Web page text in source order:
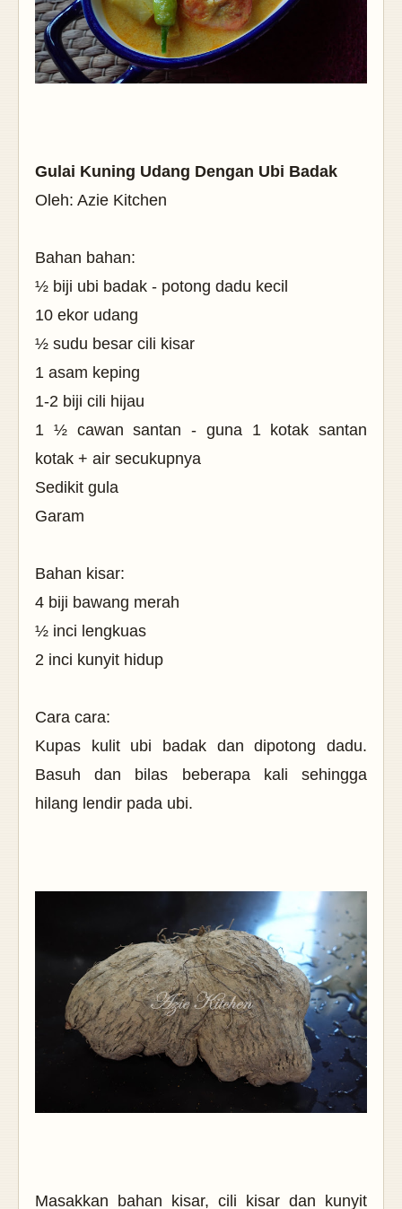
Gulai Kuning Udang Dengan Ubi Badak
Oleh: Azie Kitchen
Bahan bahan:
½ biji ubi badak - potong dadu kecil
10 ekor udang
½ sudu besar cili kisar
1 asam keping
1-2 biji cili hijau
1 ½ cawan santan - guna 1 kotak santan
kotak + air secukupnya
Sedikit gula
Garam
Bahan kisar:
4 biji bawang merah
½ inci lengkuas
2 inci kunyit hidup
Cara cara:
Kupas kulit ubi badak dan dipotong dadu.
Basuh dan bilas beberapa kali sehingga
hilang lendir pada ubi.
Masakkan bahan kisar, cili kisar dan kunyit